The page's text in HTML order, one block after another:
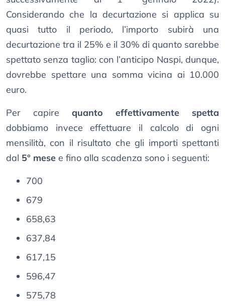
Considerando che la decurtazione si applica su
quasi tutto il periodo, l’importo subirà una
decurtazione tra il 25% e il 30% di quanto sarebbe
spettato senza taglio: con l’anticipo Naspi, dunque,
dovrebbe spettare una somma vicina ai 10.000
euro.
Per capire quanto effettivamente spetta
dobbiamo invece effettuare il calcolo di ogni
mensilità, con il risultato che gli importi spettanti
dal 5° mese e fino alla scadenza sono i seguenti:
700
679
658,63
637,84
617,15
596,47
575,78